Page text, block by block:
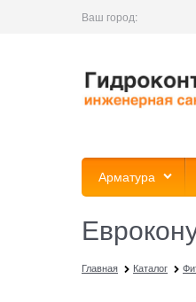
Ваш город:
Арматура
Главная Каталог